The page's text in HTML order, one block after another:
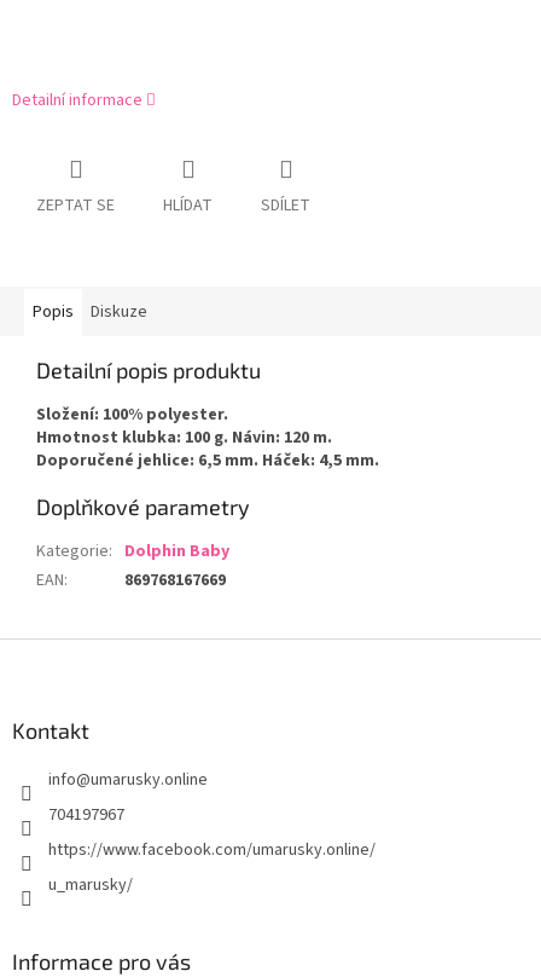
Detailní informace
ZEPTAT SE HLÍDAT SDÍLET
Popis Diskuze
Detailní popis produktu
Složení: 100% polyester.
Hmotnost klubka: 100 g. Návin: 120 m.
Doporučené jehlice: 6,5 mm. Háček: 4,5 mm.
Doplňkové parametry
Kategorie: Dolphin Baby
EAN: 869768167669
Kontakt
info@umarusky.online
704197967
https://www.facebook.com/umarusky.online/
u_marusky/
Informace pro vás